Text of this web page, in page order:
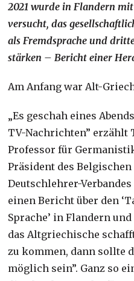
2021 wurde in Flandern mit
versucht, das
als Fremdsprache und
stärken – Bericht einer
Am Anfang war Alt-
„Es geschah eines
TV-Nachrichten” erzählt
Professor für
Präsident des
Deutschlehrer-Verbandes
einen Bericht über den
Sprache’ in Flandern
das Altgriechische
zu kommen, dann sollte
möglich sein”. Ganz so